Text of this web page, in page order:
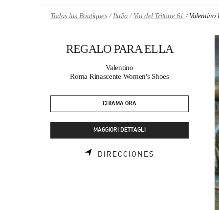
Todas las Boutiques Italia Via del Tritone 61 Valentino
REGALO PARA ELLA
Valentino
Roma Rinascente Women's Shoes
CHIAMA ORA
MAGGIORI DETTAGLI
DIRECCIONES LINK OPENS